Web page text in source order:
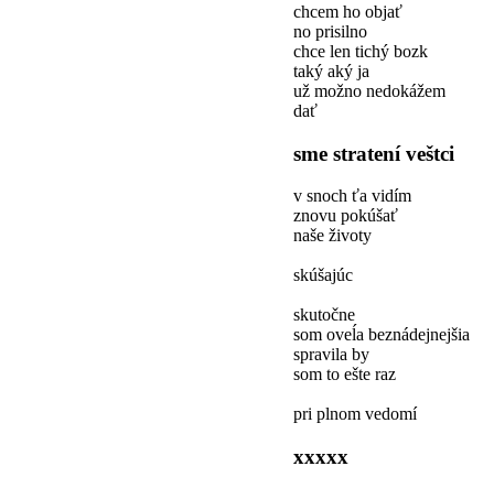
chcem ho objať
no prisilno
chce len tichý bozk
taký aký ja
už možno nedokážem
dať
sme stratení veštci
v snoch ťa vidím
znovu pokúšať
naše životy
skúšajúc
skutočne
som oveĺa beznádejnejšia
spravila by
som to ešte raz
pri plnom vedomí
xxxxx